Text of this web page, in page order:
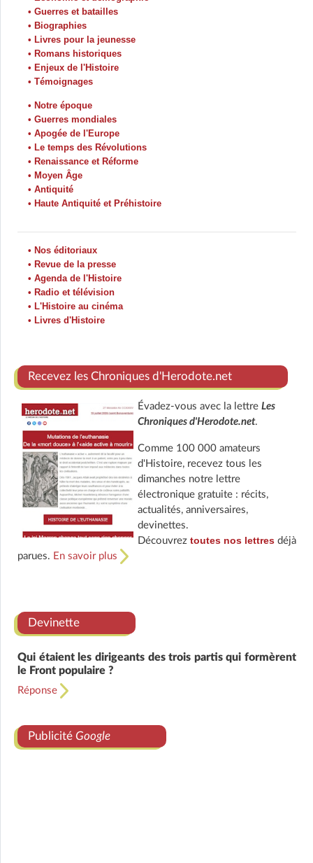
• Guerres et batailles
• Biographies
• Livres pour la jeunesse
• Romans historiques
• Enjeux de l'Histoire
• Témoignages
• Notre époque
• Guerres mondiales
• Apogée de l'Europe
• Le temps des Révolutions
• Renaissance et Réforme
• Moyen Âge
• Antiquité
• Haute Antiquité et Préhistoire
• Nos éditoriaux
• Revue de la presse
• Agenda de l'Histoire
• Radio et télévision
• L'Histoire au cinéma
• Livres d'Histoire
Recevez les Chroniques d'Herodote.net
Évadez-vous avec la lettre Les
Chroniques d'Herodote.net.
Comme 100 000 amateurs
d'Histoire, recevez tous les
dimanches notre lettre
électronique gratuite : récits,
actualités, anniversaires,
devinettes.
Découvrez toutes nos lettresdéjà
parues. En savoir plus
Devinette
Qui étaient les dirigeants des trois partis qui formèrent
le Front populaire ?
Réponse
Publicité Google